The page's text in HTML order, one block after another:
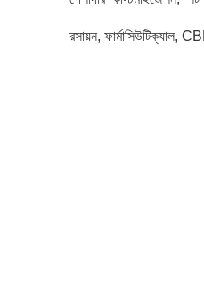
রসায়ন, ফার্মাসিউটিক্যাল,